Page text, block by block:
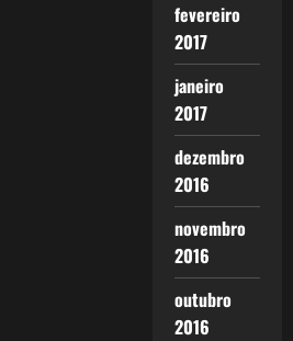
fevereiro
2017
janeiro
2017
dezembro
2016
novembro
2016
outubro
2016